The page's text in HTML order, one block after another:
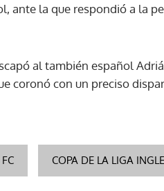
suscribirte a nuestro boletín.
ACEPTAR
ante la que respondió a la
al también español
coronó con un preciso
COPA DE LA LIGA